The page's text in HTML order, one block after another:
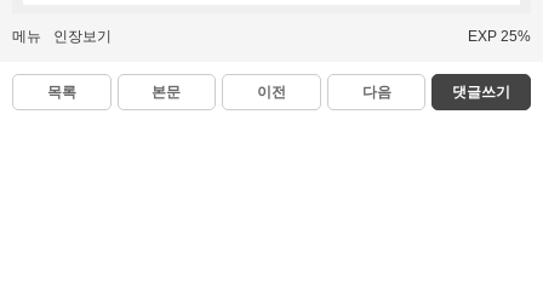
메뉴 인장보기 EXP 25%
목록 본문 이전 다음 댓글쓰기